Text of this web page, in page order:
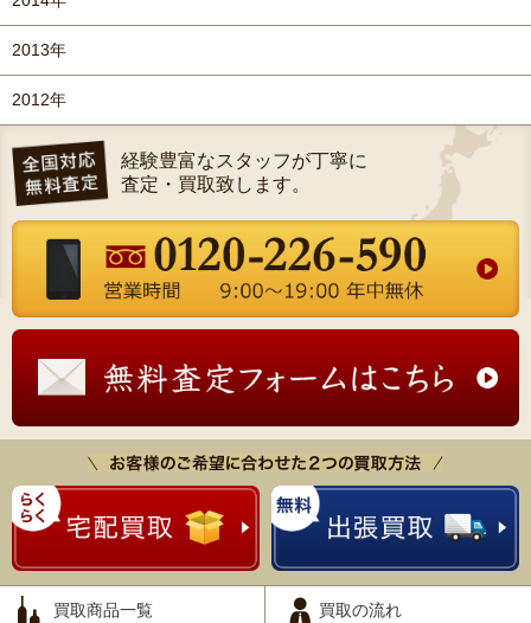
2013年
2012年
経験豊富なスタッフが丁寧に
査定・買取致します。
買取商品一覧 買取の流れ